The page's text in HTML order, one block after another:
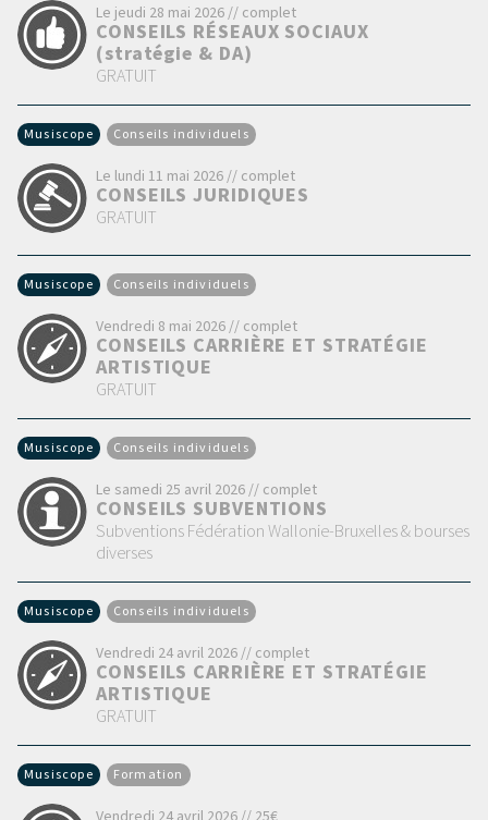
Le jeudi 28 mai 2026 // complet
CONSEILS RÉSEAUX SOCIAUX
(stratégie & DA)
GRATUIT
Musiscope Conseils individuels
Le lundi 11 mai 2026 // complet
CONSEILS JURIDIQUES
GRATUIT
Musiscope Conseils individuels
Vendredi 8 mai 2026 // complet
CONSEILS CARRIÈRE ET STRATÉGIE
ARTISTIQUE
GRATUIT
Musiscope Conseils individuels
Le samedi 25 avril 2026 // complet
CONSEILS SUBVENTIONS
Subventions Fédération Wallonie-Bruxelles & bourses
diverses
Musiscope Conseils individuels
Vendredi 24 avril 2026 // complet
CONSEILS CARRIÈRE ET STRATÉGIE
ARTISTIQUE
GRATUIT
Musiscope Formation